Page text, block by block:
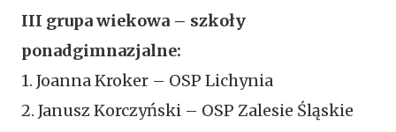
III grupa wiekowa – szkoły
ponadgimnazjalne:
1. Joanna Kroker – OSP Lichynia
2. Janusz Korczyński – OSP Zalesie Śląskie